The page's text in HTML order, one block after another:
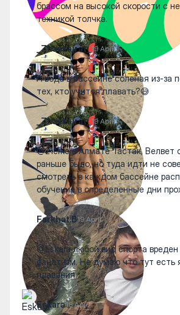
брассом на высокой скорости с
техникой толчка.
_Zhaskairat_19 April
А вода в бассейне соленая из-за
тех, кто учится плавать?😅
_Zhaskairat_19 April
@21erke в Алмате Тастак, Велвет
раньше было, но туда идти не
смотреть в каждом бассейне
обучение в определенные дни
Farkhat.B19 April
@Eskara любой вид спорта
фанатизм. Не думаю что тут есть
плавания
Eskara18 April